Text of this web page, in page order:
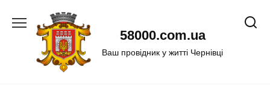
58000.com.ua
Ваш провідник у житті Чернівці